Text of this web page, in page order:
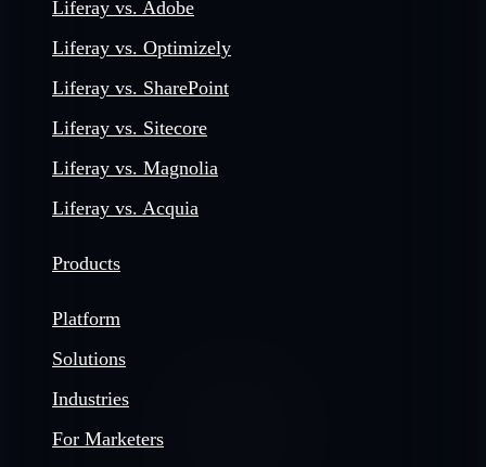
Liferay vs. Adobe
Liferay vs. Optimizely
Liferay vs. SharePoint
Liferay vs. Sitecore
Liferay vs. Magnolia
Liferay vs. Acquia
Products
Platform
Solutions
Industries
For Marketers